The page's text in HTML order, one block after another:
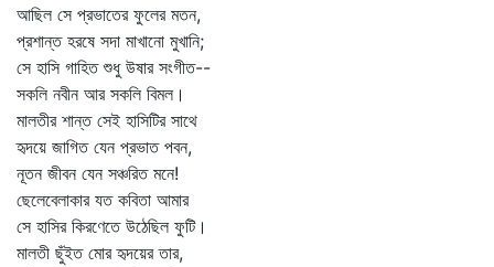
আছিল সে প্রভাতের ফুলের মতন,
প্রশান্ত হরষে সদা মাখানো মুখানি;
সে হাসি গাহিত শুধু উষার সংগীত--
সকলি নবীন আর সকলি বিমল।
মালতীর শান্ত সেই হাসিটির সাথে
হৃদয়ে জাগিত যেন প্রভাত পবন,
নূতন জীবন যেন সঞ্চরিত মনে!
ছেলেবেলাকার যত কবিতা আমার
সে হাসির কিরণেতে উঠেছিল ফুটি।
মালতী ছুঁইত মোর হৃদয়ের তার,